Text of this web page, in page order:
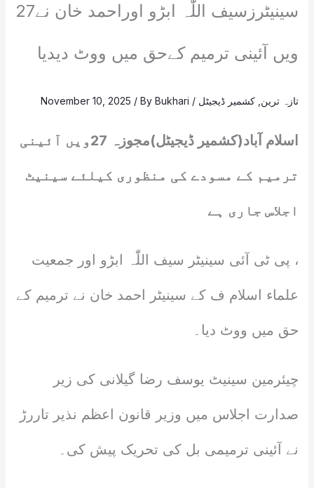
سینیٹرزسیف اللّٰہ ابڑو اوراحمد خان نے27
ویں آئینی ترمیم کےحق میں ووٹ دیدیا
تازہ ترین کشمیر ڈیجیٹل /
November 10, 2025 / ByBukhari
اسلام آباد(کشمیر ڈیجیٹل)مجوزہ 27ویں آئینی
ترمیم کے مسودے کی منظوری کیلئے سینیٹ
اجلاس جاری ہے
، پی ٹی آئی سینیٹر سیف اللّٰہ ابڑو اور جمعیت
علماء اسلام ف کے سینیٹر احمد خان نے ترمیم کے
حق میں ووٹ دیا۔
چیئرمین سینیٹ یوسف رضا گیلانی کی زیر
صدارت اجلاس میں وزیر قانون اعظم نذیر تاررڑ
نے آئینی ترمیمی بل کی تحریک پیش کی۔